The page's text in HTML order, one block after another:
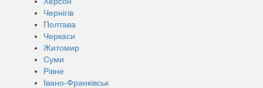
Чернігів
Полтава
Черкаси
Житомир
Суми
Рівне
Івано-Франківськ